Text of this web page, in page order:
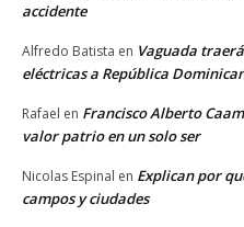
accidente
Alfredo Batista en Vaguada
eléctricas a República
Rafael en Francisco Alberto
valor patrio en un solo ser
Nicolas Espinal en Explican por
campos y ciudades